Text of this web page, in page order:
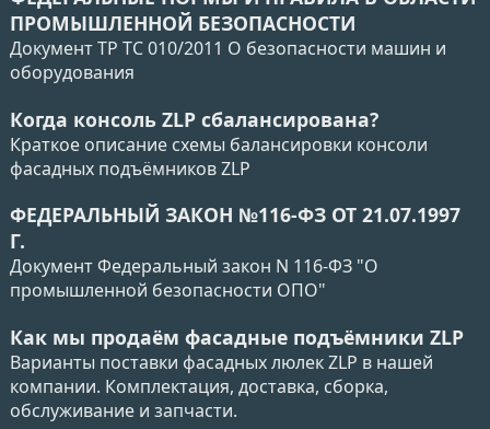
ПРОМЫШЛЕННОЙ БЕЗОПАСНОСТИ
Документ ТР ТС 010/2011 О безопасности машин и
оборудования
Когда консоль ZLP сбалансирована?
Краткое описание схемы балансировки консоли
фасадных подъёмников ZLP
ФЕДЕРАЛЬНЫЙ ЗАКОН №116-ФЗ ОТ 21.07.1997
Г.
Документ Федеральный закон N 116-ФЗ "О
промышленной безопасности ОПО"
Как мы продаём фасадные подъёмники ZLP
Варианты поставки фасадных люлек ZLP в нашей
компании. Комплектация, доставка, сборка,
обслуживание и запчасти.